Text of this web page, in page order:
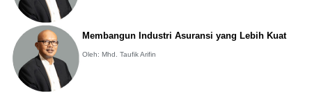
Membangun Industri Asuransi yang Lebih Kuat
Oleh: Mhd. Taufik Arifin